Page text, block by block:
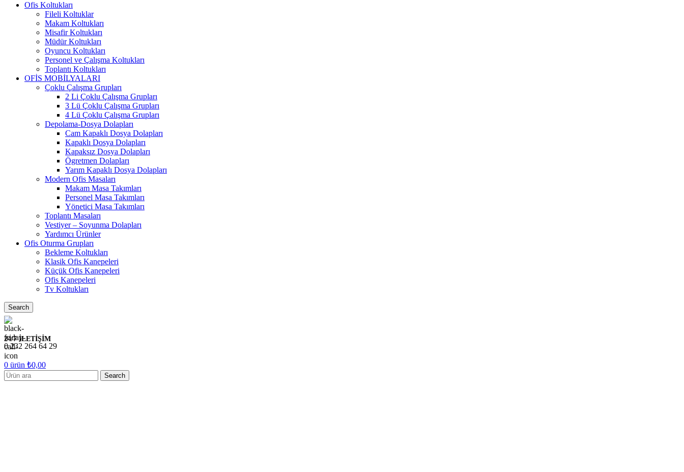
Ofis Koltukları
Fileli Koltuklar
Makam Koltukları
Misafir Koltukları
Müdür Koltukları
Oyuncu Koltukları
Personel ve Çalışma Koltukları
Toplantı Koltukları
OFİS MOBİLYALARI
Çoklu Çalışma Grupları
2 Li Çoklu Çalışma Grupları
3 Lü Çoklu Çalışma Grupları
4 Lü Çoklu Çalışma Grupları
Depolama-Dosya Dolapları
Cam Kapaklı Dosya Dolapları
Kapaklı Dosya Dolapları
Kapaksız Dosya Dolapları
Ögretmen Dolapları
Yarım Kapaklı Dosya Dolapları
Modern Ofis Masaları
Makam Masa Takımları
Personel Masa Takımları
Yönetici Masa Takımları
Toplantı Masaları
Vestiyer – Soyunma Dolapları
Yardımcı Ürünler
Ofis Oturma Grupları
Bekleme Koltukları
Klasik Ofis Kanepeleri
Küçük Ofis Kanepeleri
Ofis Kanepeleri
Tv Koltukları
Search
24/7 İLETİŞİM
0 232 264 64 29
0 ürün ₺0,00
Search